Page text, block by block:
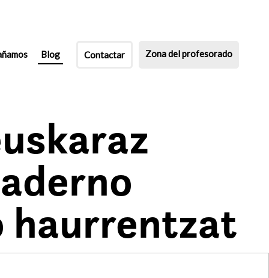
Blog Contactar Zona del profesorado
haurrentzat